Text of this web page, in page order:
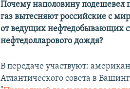
Почему наполовину подешевел
газ вытесняют российские с
от ведущих нефтедобывающих
нефтедолларового дождя?
В передаче участвуют:
Атлантического совета в